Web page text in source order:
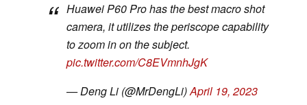
Huawei P60 Pro has the best macro shot
camera, it utilizes the periscope capability
to zoom in on the subject.
pic.twitter.com/C8EVmnhJgK
— Deng Li (@MrDengLi)April 19, 2023